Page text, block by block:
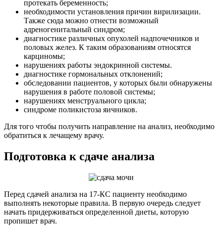
протекать беременность;
необходимости установления причин вирилизации.
Также сюда можно отнести возможный
адреногенитальный синдром;
диагностике различных опухолей надпочечников и
половых желез. К таким образованиям относятся
карциномы;
нарушениях работы эндокринной системы.
диагностике гормональных отклонений;
обследовании пациентов, у которых были обнаружены
нарушения в работе половой системы;
нарушениях менструального цикла;
синдроме поликистоза яичников.
Для того чтобы получить направление на анализ, необходимо
обратиться к лечащему врачу.
Подготовка к сдаче анализа
Перед сдачей анализа на 17-КС пациенту необходимо
выполнять некоторые правила. В первую очередь следует
начать придерживаться определенной диеты, которую
пропишет врач.